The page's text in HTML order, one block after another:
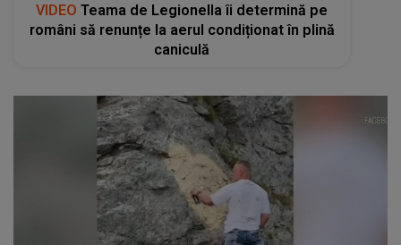
VIDEO Teama de Legionella îi determină pe
români să renunțe la aerul condiționat în plină
caniculă